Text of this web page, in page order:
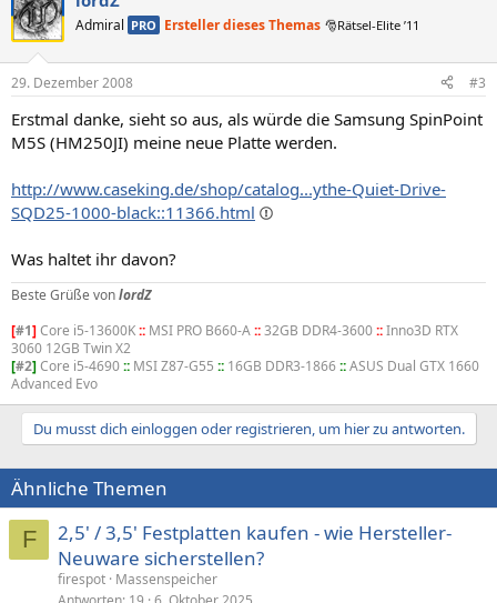
Admiral PRO Ersteller dieses Themas 🎅Rätsel-Elite ’11
29. Dezember 2008 #3
Erstmal danke, sieht so aus, als würde die Samsung SpinPoint
M5S (HM250JI) meine neue Platte werden.
http://www.caseking.de/shop/catalog...ythe-Quiet-Drive-
SQD25-1000-black::11366.html
Was haltet ihr davon?
Beste Grüße vonlordZ
[#1]Core i5-13600K:: MSI PRO B660-A::32GB DDR4-3600::Inno3D RTX
3060 12GB Twin X2
[#2]Core i5-4690:: MSI Z87-G55 :: 16GB DDR3-1866::ASUS Dual GTX 1660
Advanced Evo
Du musst dich einloggen oder registrieren, um hier zu antworten.
Ähnliche Themen
F
2,5' / 3,5' Festplatten kaufen - wie Hersteller-
Neuware sicherstellen?
firespot Massenspeicher